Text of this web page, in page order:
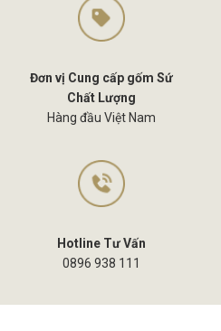
Đơn vị Cung cấp gốm Sứ
Chất Lượng
Hàng đầu Việt Nam
Hotline Tư Vấn
0896 938 111